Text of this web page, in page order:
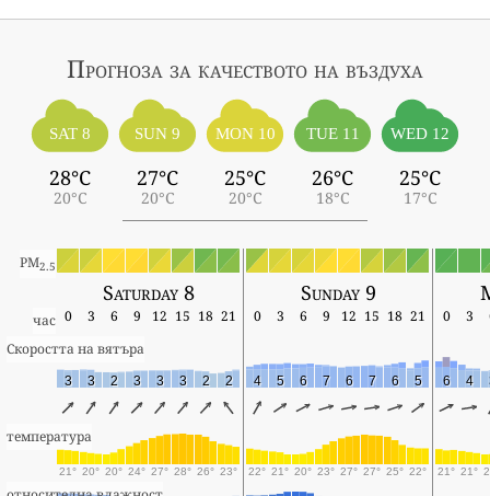
Прогноза за качеството на въздуха
SAT 8
28°C
20°C
SUN 9
27°C
20°C
MON 10
25°C
20°C
TUE 11
26°C
18°C
WED 12
25°C
17°C
PM2.5
Saturday 8 Sunday 9
час 0 3 6 9 12 15 18 21 0 3 6 9 12 15 18 21 0 3
Скоростта на вятъра
3 3 2 3 3 3 2 2 4 5 6 7 6 7 6 5 6 4
температура
21° 20° 20° 24° 27° 28° 26° 23° 22° 21° 20° 23° 27° 27° 25° 22° 21° 21°